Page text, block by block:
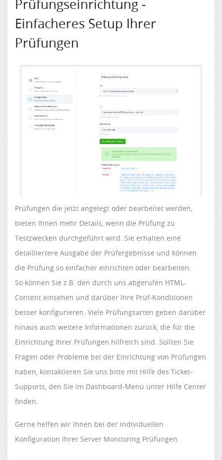
Prüfungseinrichtung -
Einfacheres Setup Ihrer
Prüfungen
Prüfungen die jetzt angelegt oder bearbeitet werden,
bieten Ihnen mehr Details, wenn die Prüfung zu
Testzwecken durchgeführt wird. Sie erhalten eine
detailliertere Ausgabe der Prüfergebnisse und können
die Prüfung so einfacher einrichten oder bearbeiten.
So können Sie z.B. den durch uns abgerufen HTML-
Content einsehen und darüber Ihre Prüf-Konditionen
besser konfigurieren. Viele Prüfungsarten geben darüber
hinaus auch weitere Informationen zurück, die für die
Einrichtung Ihrer Prüfungen hilfreich sind. Sollten Sie
Fragen oder Probleme bei der Einrichtung von Prüfungen
haben, kontaktieren Sie uns bitte mit Hilfe des Ticket-
Supports, den Sie im Dashboard-Menü unter Hilfe Center
finden.
Gerne helfen wir Ihnen bei der individuellen
Konfiguration Ihrer Server Monitoring Prüfungen.